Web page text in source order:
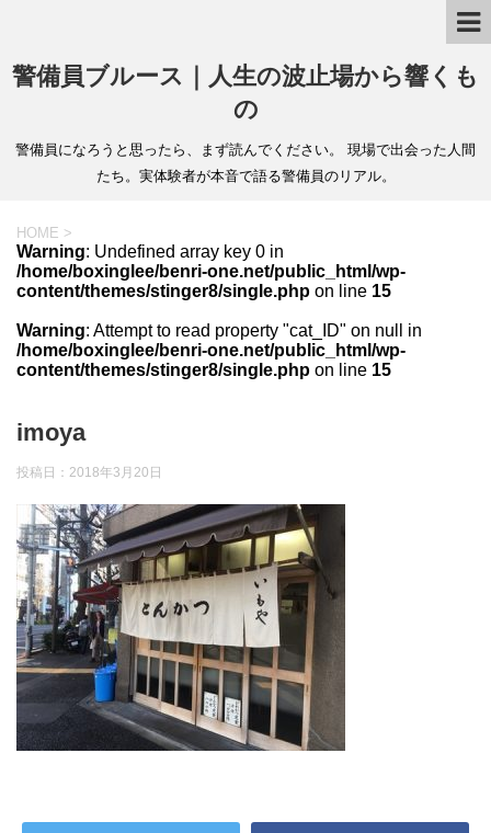
警備員ブルース｜人生の波止場から響くも
の
警備員になろうと思ったら、まず読んでください。 現場で出会った人間
たち。実体験者が本音で語る警備員のリアル。
HOME >
Warning: Undefined array key 0 in
/home/boxinglee/benri-one.net/public_html/wp-
content/themes/stinger8/single.php on line 15
Warning: Attempt to read property "cat_ID" on null in
/home/boxinglee/benri-one.net/public_html/wp-
content/themes/stinger8/single.php on line 15
imoya
投稿日： 2018年3月20日